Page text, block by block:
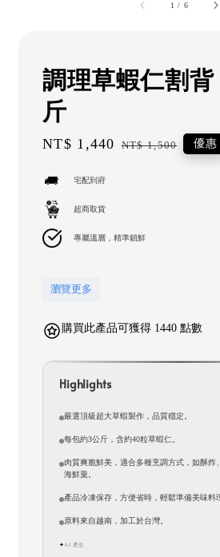
1 / 6
調理草蝦仁割
斤
Sale
NT$ 1,440 Regular
NT$ 1,500 優惠
宅配到府
超商取貨
專屬溫層，精準鎖鮮
瀏覽更多
購買此產品可獲得 1440 點數
Highlights
嚴選頂級超大草蝦製作，品質穩定。
每包約3公斤，含約40粒草蝦仁。
肉質爽脆鮮美，適合多種烹調方式，如酥炸
海鮮羹。
產品冷凍保存，方便省時，輕鬆準備美味料
原料來自越南，加工於台灣。
✦AI 產生